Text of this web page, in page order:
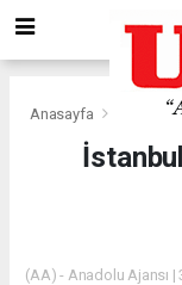
Anasayfa Gündem
(AA) - Anadolu Ajansı |